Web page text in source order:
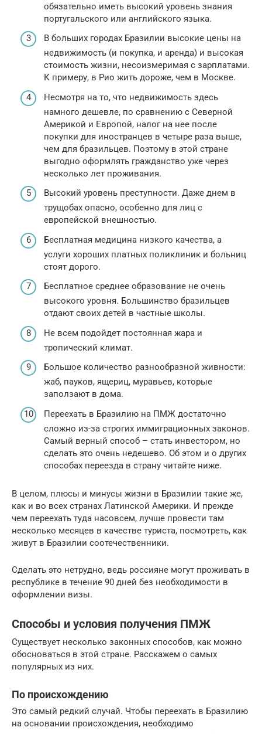
обязательно иметь высокий уровень знания
португальского или английского языка.
В больших городах Бразилии высокие цены на
недвижимость (и покупка, и аренда) и высокая
стоимость жизни, несоизмеримая с зарплатами.
К примеру, в Рио жить дороже, чем в Москве.
Несмотря на то, что недвижимость здесь
намного дешевле, по сравнению с Северной
Америкой и Европой, налог на нее после
покупки для иностранцев в четыре раза выше,
чем для бразильцев. Поэтому в этой стране
выгодно оформлять гражданство уже через
несколько лет проживания.
Высокий уровень преступности. Даже днем в
трущобах опасно, особенно для лиц с
европейской внешностью.
Бесплатная медицина низкого качества, а
услуги хороших платных поликлиник и больниц
стоят дорого.
Бесплатное среднее образование не очень
высокого уровня. Большинство бразильцев
отдают своих детей в частные школы.
Не всем подойдет постоянная жара и
тропический климат.
Большое количество разнообразной живности:
жаб, пауков, ящериц, муравьев, которые
заползают в дома.
Переехать в Бразилию на ПМЖ достаточно
сложно из-за строгих иммиграционных законов.
Самый верный способ – стать инвестором, но
сделать это очень недешево. Об этом и о других
способах переезда в страну читайте ниже.
В целом, плюсы и минусы жизни в Бразилии такие же,
как и во всех странах Латинской Америки. И прежде
чем переехать туда насовсем, лучше провести там
несколько месяцев в качестве туриста, посмотреть, как
живут в Бразилии соотечественники.
Сделать это нетрудно, ведь россияне могут проживать в
республике в течение 90 дней без необходимости в
оформлении визы.
Способы и условия получения ПМЖ
Существует несколько законных способов, как можно
обосноваться в этой стране. Расскажем о самых
популярных из них.
По происхождению
Это самый редкий случай. Чтобы переехать в Бразилию
на основании происхождения, необходимо